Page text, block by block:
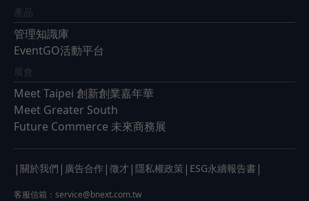
產品
管理知識庫
EventGO活動平台
展會
Meet Taipei 創新創業嘉年華
Meet Greater South
Future Commerce 未來商務展
| 關於我們 | 廣告合作 | 徵才 | 隱私權政策 | ESG永續報告書 |
客服信箱： service@bnext.com.tw